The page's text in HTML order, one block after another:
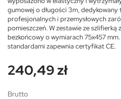
gumowej o długości 3m,
profesjonalnych i przemysłowych
pomieszczeń. W zestawie ze szlifierką
bezkońcowy o wymiarach 75x457
standardami zapewnia certyfikat CE.
240,49 zł
Brutto